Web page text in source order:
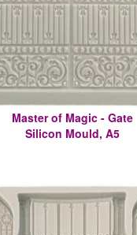
Master of Magic - Gate
Silicon Mould, A5